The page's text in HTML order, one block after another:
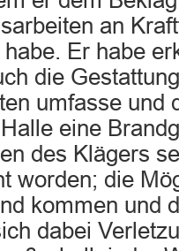
an
Er habe
die
umfasse und
eine
des Klägers
worden; die
kommen und
dabei